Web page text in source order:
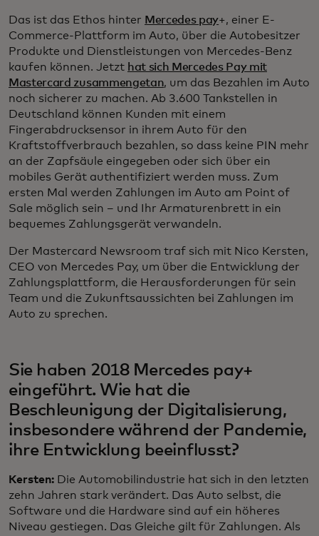
Das ist das Ethos hinter Mercedes pay+, einer E-
Commerce-Plattform im Auto, über die Autobesitzer
Produkte und Dienstleistungen von Mercedes-Benz
kaufen können. Jetzt hat sich Mercedes Pay mit
Mastercard zusammengetan, um das Bezahlen im Auto
noch sicherer zu machen. Ab 3.600 Tankstellen in
Deutschland können Kunden mit einem
Fingerabdrucksensor in ihrem Auto für den
Kraftstoffverbrauch bezahlen, so dass keine PIN mehr
an der Zapfsäule eingegeben oder sich über ein
mobiles Gerät authentifiziert werden muss. Zum
ersten Mal werden Zahlungen im Auto am Point of
Sale möglich sein – und Ihr Armaturenbrett in ein
bequemes Zahlungsgerät verwandeln.
Der Mastercard Newsroom traf sich mit Nico Kersten,
CEO von Mercedes Pay, um über die Entwicklung der
Zahlungsplattform, die Herausforderungen für sein
Team und die Zukunftsaussichten bei Zahlungen im
Auto zu sprechen.
Sie haben 2018 Mercedes pay+
eingeführt. Wie hat die
Beschleunigung der Digitalisierung,
insbesondere während der Pandemie,
ihre Entwicklung beeinflusst?
Kersten: Die Automobilindustrie hat sich in den letzten
zehn Jahren stark verändert. Das Auto selbst, die
Software und die Hardware sind auf ein höheres
Niveau gestiegen. Das Gleiche gilt für Zahlungen. Als